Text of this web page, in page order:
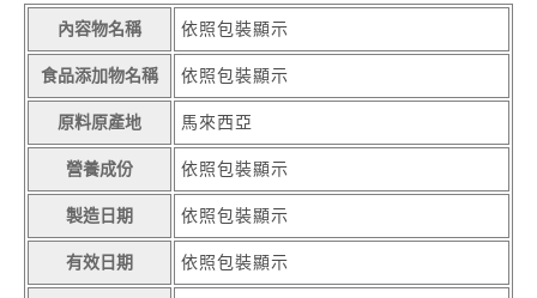
內容物名稱 依照包裝顯示
食品添加物名稱 依照包裝顯示
原料原產地 馬來西亞
營養成份 依照包裝顯示
製造日期 依照包裝顯示
有效日期 依照包裝顯示